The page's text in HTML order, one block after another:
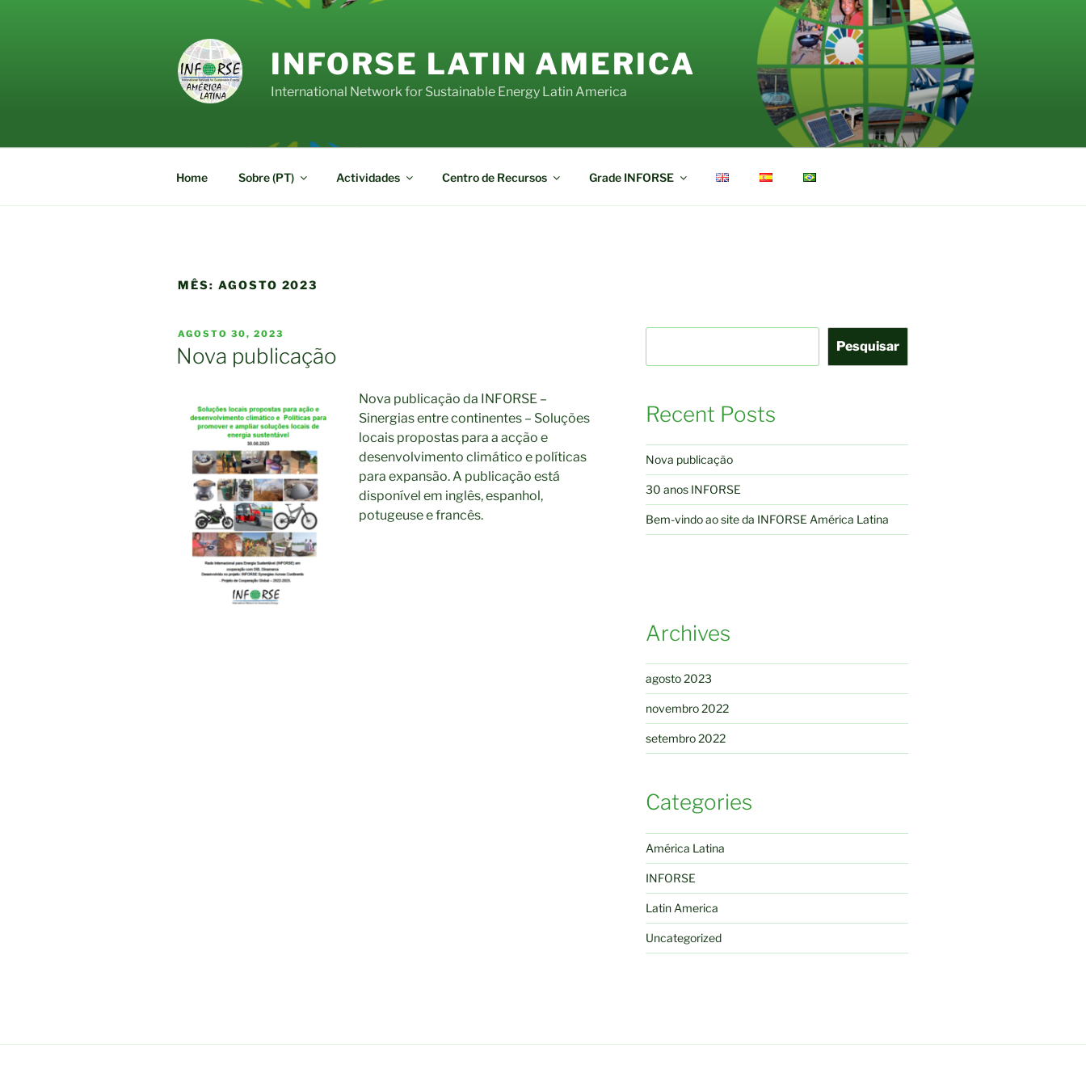
INFORSE LATIN AMERICA
International Network for Sustainable Energy Latin America
Home Sobre (PT) Actividades Centro de Recursos Grade INFORSE
MÊS: AGOSTO 2023
PUBLICADO
EM
AGOSTO 30, 2023
Nova publicação
Nova publicação da INFORSE –
Sinergias entre continentes – Soluções
locais propostas para a acção e
desenvolvimento climático e políticas
para expansão. A publicação está
disponível em inglês, espanhol,
potugeuse e francês.
Pesquisar
Recent Posts
Nova publicação
30 anos INFORSE
Bem-vindo ao site da INFORSE América Latina
Archives
agosto 2023
novembro 2022
setembro 2022
Categories
América Latina
INFORSE
Latin America
Uncategorized